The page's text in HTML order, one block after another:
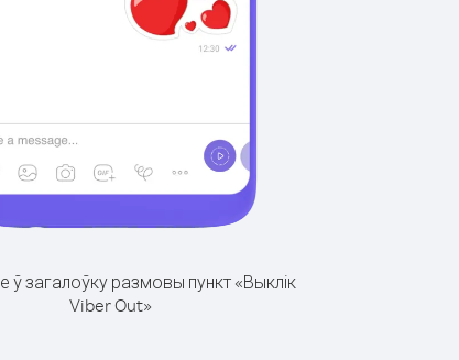
загалоўку размовы пункт «Выклік
Viber Out»